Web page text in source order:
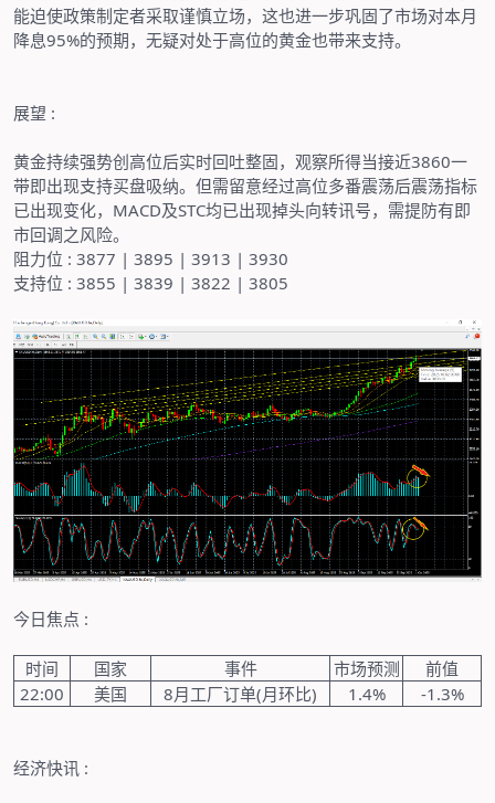
能迫使政策制定者采取谨慎立场，这也进一步巩固了市场对本月
降息95%的预期，无疑对处于高位的黄金也带来支持。
展望 :
黄金持续强势创高位后实时回吐整固，观察所得当接近3860一
带即出现支持买盘吸纳。但需留意经过高位多番震荡后震荡指标
已出现变化， MACD及STC均已出现掉头向转讯号，需提防有即
市回调之风险。
阻力位 : 3877 | 3895 | 3913 | 3930
支持位 : 3855 | 3839 | 3822 | 3805
今日焦点 :
时间 国家 事件 市场预测
前值
22:00
美国 8月工厂订单(月环比) 1.4% -1.3%
经济快讯 :